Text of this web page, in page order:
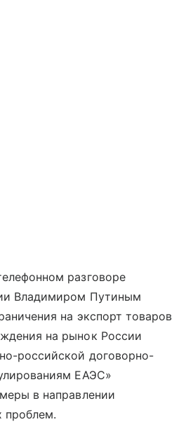
разговоре
Владимиром Путиным
на экспорт товаров
на рынок России
российской договорно-
ЕАЭС»
в направлении
проблем.